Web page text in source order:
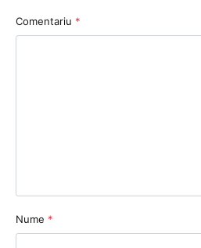
Comentariu *
Nume *